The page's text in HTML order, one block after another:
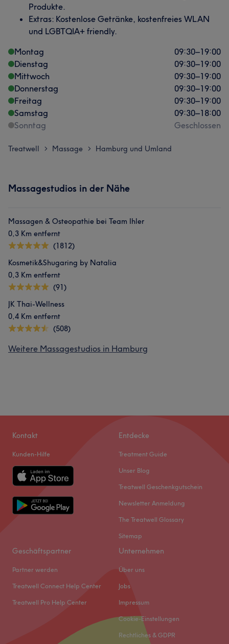
Produkte.
Extras: Kostenlose Getränke, kostenfreies WLAN
und LGBTQIA+ friendly.
Montag
09:30–19:00
Dienstag
09:30–19:00
Mittwoch
09:30–19:00
Donnerstag
09:30–19:00
Freitag
09:30–19:00
Samstag
09:30–18:00
Sonntag
Geschlossen
Treatwell > Massage > Hamburg und Umland
Massagestudios in der Nähe
Massagen & Osteopathie bei Team Ihler
0,3 Km entfernt
(1812)
Kosmetik&Shugaring by Natalia
0,3 Km entfernt
(91)
JK Thai-Wellness
0,4 Km entfernt
(508)
Weitere Massagestudios in Hamburg
Kontakt
Kunden-Hilfe
Entdecke
Treatment Guide
Unser Blog
Treatwell Geschenkgutschein
Newsletter Anmeldung
The Treatwell Glossary
Sitemap
Geschäftspartner
Partner werden
Treatwell Connect Help Center
Treatwell Pro Help Center
Unternehmen
Über uns
Jobs
Impressum
Cookie-Einstellungen
Rechtliches & GDPR